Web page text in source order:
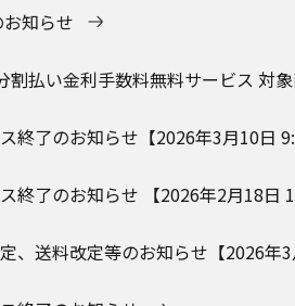
知らせ
割払い金利手数料無料サービス 対
終了のお知らせ【2026年3月10日
終了のお知らせ 【2026年2月18日
、送料改定等のお知らせ【2026年